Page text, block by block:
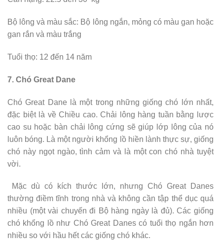
Bộ lông và màu sắc: Bộ lông ngắn, mỏng có màu gan hoặc
gan rắn và màu trắng
Tuổi thọ: 12 đến 14 năm
7. Chó Great Dane
Chó Great Dane là một trong những giống chó lớn nhất,
đặc biệt là về Chiều cao. Chải lông hàng tuần bằng lược
cao su hoặc bàn chải lông cứng sẽ giúp lớp lông của nó
luôn bóng. Là một người khổng lồ hiền lành thực sự, giống
chó này ngọt ngào, tình cảm và là một con chó nhà tuyệt
vời.
Mặc dù có kích thước lớn, nhưng Chó Great Danes
thường điềm tĩnh trong nhà và không cần tập thể dục quá
nhiều (một vài chuyến đi Bộ hàng ngày là đủ). Các giống
chó khổng lồ như Chó Great Danes có tuổi thọ ngắn hơn
nhiều so với hầu hết các giống chó khác.